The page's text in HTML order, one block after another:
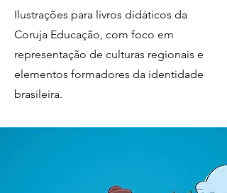
Ilustrações para livros didáticos da
Coruja Educação, com foco em
representação de culturas regionais e
elementos formadores da identidade
brasileira.